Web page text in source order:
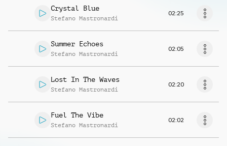
Crystal Blue
Stefano Mastronardi
02:25
Summer Echoes
Stefano Mastronardi
02:05
Lost In The Waves
Stefano Mastronardi
02:20
Fuel The Vibe
Stefano Mastronardi
02:02